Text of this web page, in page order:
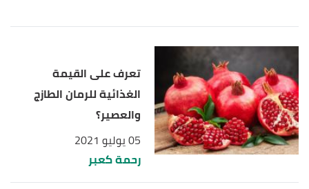
تعرف على القيمة
الغذائية للرمان الطازج
والعصير؟
05 يوليو 2021
رحمة كعبر